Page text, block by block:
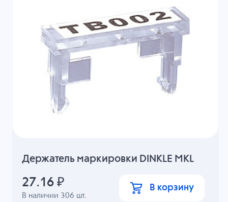
Держатель маркировки DINKLE MKL
В наличии 306 шт.
27.16 ₽ В корзину